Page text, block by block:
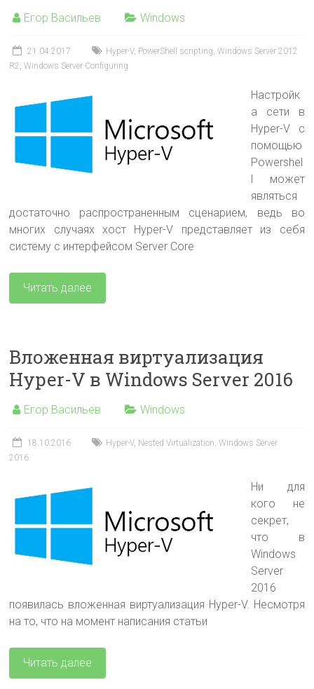
Егор Васильев Windows
21.04.2017 Hyper-V, PowerShell scripting,Windows Server 2012
R2 ,Windows Server Configuring
Настройк
а сети в
Hyper-V с
помощью
Powershel
l может
являться
достаточно распространенным сценарием, ведь во
многих случаях хост Hyper-V представляет из себя
систему с интерфейсом Server Core
Читать далее
Вложенная виртуализация
Hyper-V в Windows Server 2016
Егор Васильев Windows
18.10.2016 Hyper-V, Nested Virtualization,Windows Server
2016
Ни для
кого не
секрет,
что в
Windows
Server
2016
появилась вложенная виртуализация Hyper-V. Несмотря
на то, что на момент написания статьи
Читать далее